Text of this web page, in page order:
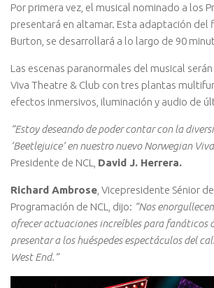
Por primera vez, el musical nominado a los
presentará en altamar. Esta adaptación del
Burton, se desarrollará a lo largo de 90
Las escenas paranormales del musical
Viva Theatre & Club con tres plantas
efectos inmersivos, iluminación y audio de
“Estoy deseando de poder contar con la
‘Beetlejuice’ en nuestro nuevo Norwegian
Presidente de NCL, David J. Herrera.
Richard Ambrose , Vicepresidente Sénior
Programación de NCL, dijo: “Nos
ofrecer actuaciones increíbles para fanáticos
presentar a los huéspedes espectáculos del
West End.”